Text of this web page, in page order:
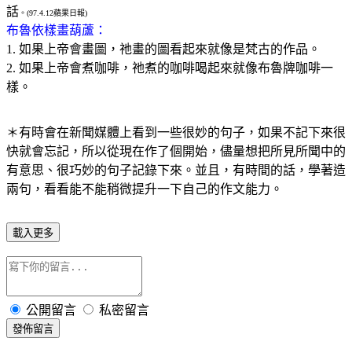
話 。(97.4.12蘋果日報)
布魯依樣畫葫蘆：
1. 如果上帝會畫圖，祂畫的圖看起來就像是梵古的作品。
2. 如果上帝會煮咖啡，祂煮的咖啡喝起來就像布魯牌咖啡一
樣。
＊有時會在新聞媒體上看到一些很妙的句子，如果不記下來很
快就會忘記，所以從現在作了個開始，儘量想把所見所聞中的
有意思、很巧妙的句子記錄下來。並且，有時間的話，學著造
兩句，看看能不能稍微提升一下自己的作文能力。
載入更多
公開留言 私密留言
發佈留言